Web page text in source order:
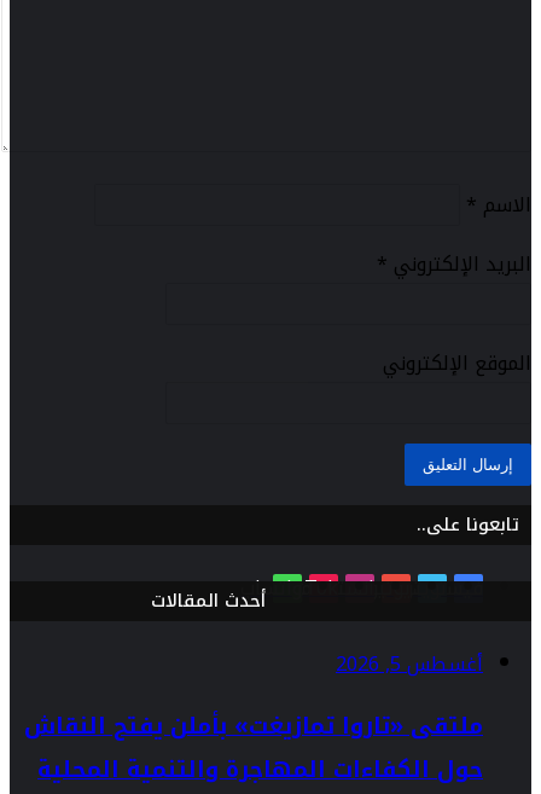
الاسم *
البريد الإلكتروني *
الموقع الإلكتروني
تابعونا على..
فيسبوك
تويتريوتيوبانستقرام
TikTokواتسابأحدث المقالات
أغسطس 5, 2026
ملتقى «تاروا تمازيغت» بأملن يفتح النقاش
حول الكفاءات المهاجرة والتنمية المحلية